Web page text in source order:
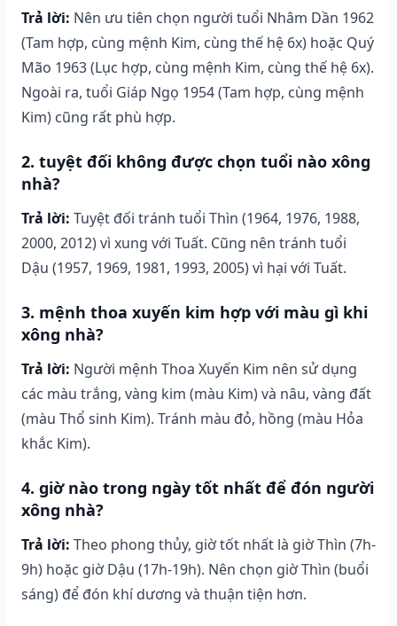
Trả lời: Nên ưu tiên chọn người tuổi Nhâm Dần 1962
(Tam hợp, cùng mệnh Kim, cùng thế hệ 6x) hoặc Quý
Mão 1963 (Lục hợp, cùng mệnh Kim, cùng thế hệ 6x).
Ngoài ra, tuổi Giáp Ngọ 1954 (Tam hợp, cùng mệnh
Kim) cũng rất phù hợp.
2. tuyệt đối không được chọn tuổi nào xông
nhà?
Trả lời: Tuyệt đối tránh tuổi Thìn (1964, 1976, 1988,
2000, 2012) vì xung với Tuất. Cũng nên tránh tuổi
Dậu (1957, 1969, 1981, 1993, 2005) vì hại với Tuất.
3. mệnh thoa xuyến kim hợp với màu gì khi
xông nhà?
Trả lời: Người mệnh Thoa Xuyến Kim nên sử dụng
các màu trắng, vàng kim (màu Kim) và nâu, vàng đất
(màu Thổ sinh Kim). Tránh màu đỏ, hồng (màu Hỏa
khắc Kim).
4. giờ nào trong ngày tốt nhất để đón người
xông nhà?
Trả lời: Theo phong thủy, giờ tốt nhất là giờ Thìn (7h-
9h) hoặc giờ Dậu (17h-19h). Nên chọn giờ Thìn (buổi
sáng) để đón khí dương và thuận tiện hơn.